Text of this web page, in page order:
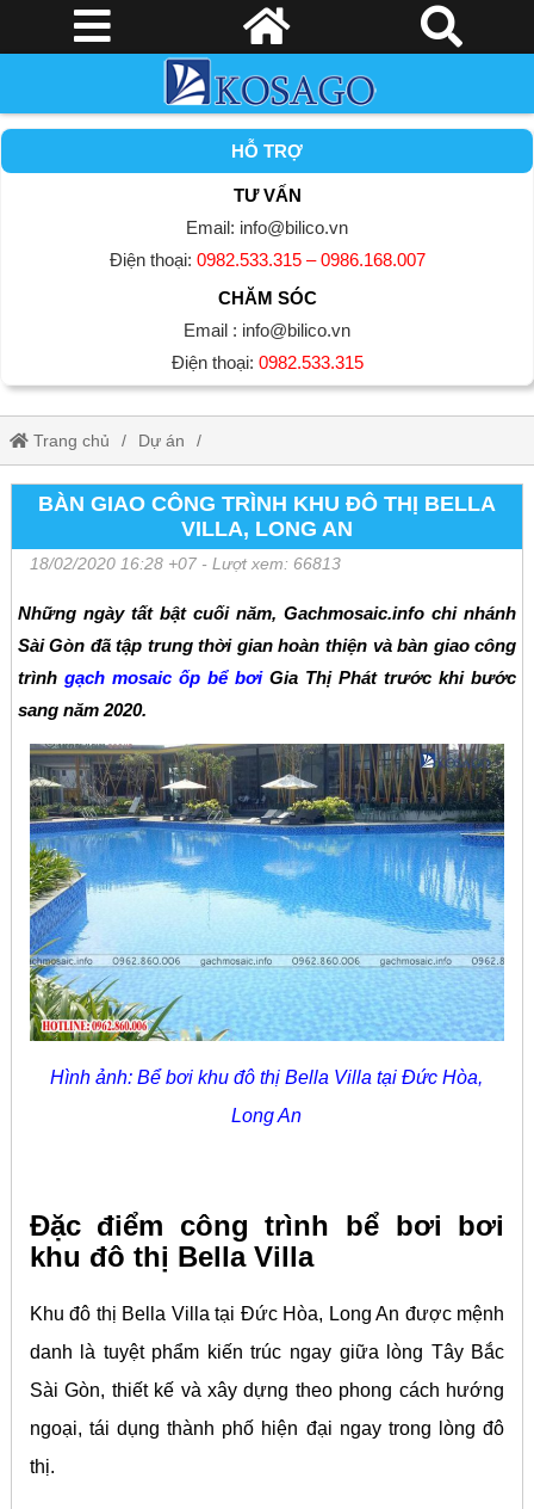
HỖ TRỢ
TƯ VẤN
Email: info@bilico.vn
Điện thoại: 0982.533.315 – 0986.168.007
CHĂM SÓC
Email : info@bilico.vn
Điện thoại: 0982.533.315
Trang chủ Dự án
Bàn giao công trình khu đô thị Bella Villa, Long An
BÀN GIAO CÔNG TRÌNH KHU ĐÔ THỊ BELLA
VILLA, LONG AN
18/02/2020 16:28 +07 - Lượt xem: 66813
Những ngày tất bật cuối năm, Gachmosaic.info chi nhánh
Sài Gòn đã tập trung thời gian hoàn thiện và bàn giao công
trình gạch mosaic ốp bể bơiGia Thị Phát trước khi bước
sang năm 2020.
Hình ảnh: Bể bơi khu đô thị Bella Villa tại Đức Hòa,
Long An
Đặc điểm công trình bể bơi bơi
khu đô thị Bella Villa
Khu đô thị Bella Villa tại Đức Hòa, Long An được mệnh
danh là tuyệt phẩm kiến trúc ngay giữa lòng Tây Bắc
Sài Gòn, thiết kế và xây dựng theo phong cách hướng
ngoại, tái dụng thành phố hiện đại ngay trong lòng đô
thị.